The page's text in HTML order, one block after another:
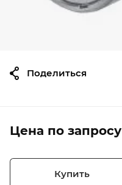
Цена по запросу
Купить
Поделиться